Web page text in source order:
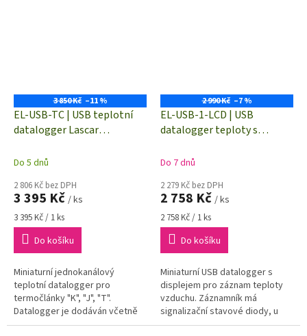
3 850 Kč –11 %
EL-USB-TC | USB teplotní
datalogger Lascar
Do 5 dnů
2 806 Kč bez DPH
3 395 Kč / ks
Měrná
cena:
3 395 Kč / 1 ks
Do košíku
Miniaturní jednokanálový
teplotní datalogger pro
termočlánky "K", "J", "T".
Datalogger je dodáván včetně
základního teplotního čidla typu
2 990 Kč –7 %
EL-USB-1-LCD | USB
datalogger teploty s
Do 7 dnů
2 279 Kč bez DPH
2 758 Kč / ks
Měrná
cena:
2 758 Kč / 1 ks
Do košíku
Miniaturní USB datalogger s
displejem pro záznam teploty
vzduchu. Záznamník má
signalizační stavové diody, u
dataloggeru lze nastavit